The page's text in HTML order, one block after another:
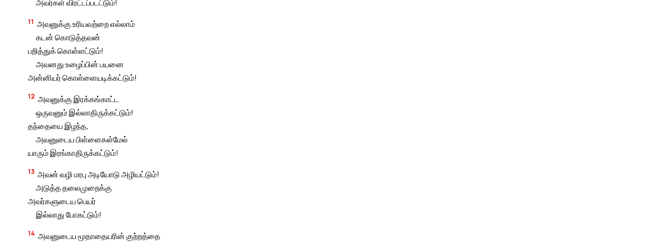
அவர்கள் விரட்டப்படட்டும்!
11 அவனுக்கு உரியவற்றை எல்லாம்
கடன் கொடுத்தவன்
பறித்துக் கொள்ளட்டும்!
அவனது உழைப்பின் பயனை
அன்னியர் கொள்ளையடிக்கட்டும்!
12 அவனுக்கு இரக்கங்காட்ட
ஒருவனும் இல்லாதிருக்கட்டும்!
தந்தையை இழந்த,
அவனுடைய பிள்ளைகள்மேல்
யாரும் இரங்காதிருக்கட்டும்!
13 அவன் வழி மரபு அடியோடு அழியட்டும்!
அடுத்த தலைமுறைக்கு
அவர்களுடைய பெயர்
இல்லாது போகட்டும்!
14 அவனுடைய மூதாதையரின் குற்றத்தை